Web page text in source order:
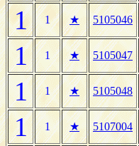
1 1 ★ 5105046
1 1 ★ 5105047
1 1 ★ 5105048
1 1 ★ 5107004